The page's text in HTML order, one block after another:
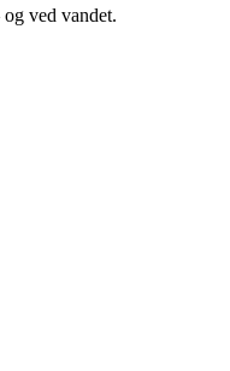
ved vandet.